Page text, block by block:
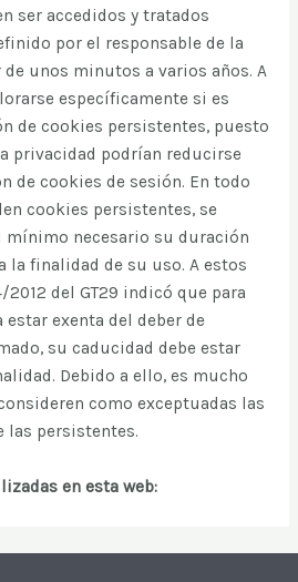
ser accedidos y tratados
por el responsable de la
unos minutos a varios años. A
específicamente si es
de cookies persistentes, puesto
privacidad podrían reducirse
de cookies de sesión. En todo
cookies persistentes, se
mínimo necesario su duración
la finalidad de su uso. A estos
del GT29 indicó que para
exenta del deber de
su caducidad debe estar
Debido a ello, es mucho
como exceptuadas las
las persistentes.
en esta web: